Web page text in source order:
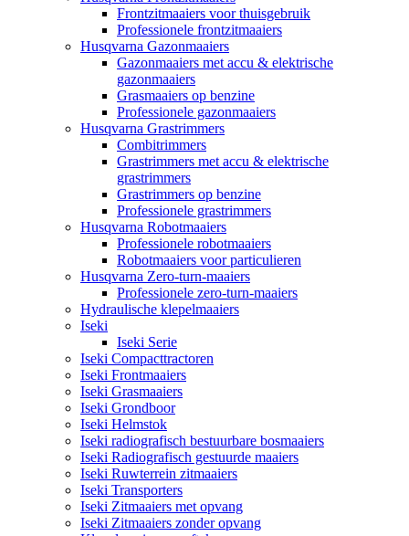
Frontzitmaaiers voor thuisgebruik
Professionele frontzitmaaiers
Husqvarna Gazonmaaiers
Gazonmaaiers met accu & elektrische
gazonmaaiers
Grasmaaiers op benzine
Professionele gazonmaaiers
Husqvarna Grastrimmers
Combitrimmers
Grastrimmers met accu & elektrische
grastrimmers
Grastrimmers op benzine
Professionele grastrimmers
Husqvarna Robotmaaiers
Professionele robotmaaiers
Robotmaaiers voor particulieren
Husqvarna Zero-turn-maaiers
Professionele zero-turn-maaiers
Hydraulische klepelmaaiers
Iseki
Iseki Serie
Iseki Compacttractoren
Iseki Frontmaaiers
Iseki Grasmaaiers
Iseki Grondboor
Iseki Helmstok
Iseki radiografisch bestuurbare bosmaaiers
Iseki Radiografisch gestuurde maaiers
Iseki Ruwterrein zitmaaiers
Iseki Transporters
Iseki Zitmaaiers met opvang
Iseki Zitmaaiers zonder opvang